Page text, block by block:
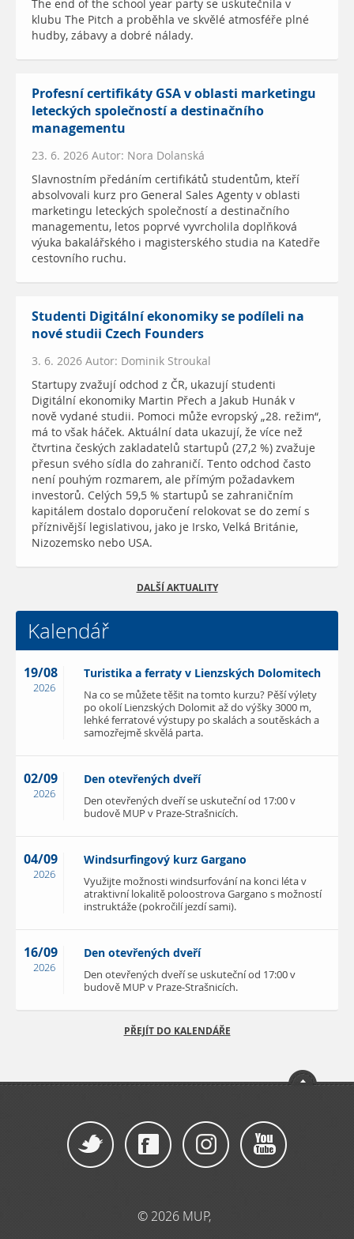
The end of the school year party se uskutečnila v
klubu The Pitch a proběhla ve skvělé atmosféře plné
hudby, zábavy a dobré nálady.
Profesní certifikáty GSA v oblasti marketingu
leteckých společností a destinačního
managementu
23. 6. 2026 Autor: Nora Dolanská
Slavnostním předáním certifikátů studentům, kteří
absolvovali kurz pro General Sales Agenty v oblasti
marketingu leteckých společností a destinačního
managementu, letos poprvé vyvrcholila doplňková
výuka bakalářského i magisterského studia na Katedře
cestovního ruchu.
Studenti Digitální ekonomiky se podíleli na
nové studii Czech Founders
3. 6. 2026 Autor: Dominik Stroukal
Startupy zvažují odchod z ČR, ukazují studenti
Digitální ekonomiky Martin Přech a Jakub Hunák v
nově vydané studii. Pomoci může evropský „28. režim“,
má to však háček. Aktuální data ukazují, že více než
čtvrtina českých zakladatelů startupů (27,2 %) zvažuje
přesun svého sídla do zahraničí. Tento odchod často
není pouhým rozmarem, ale přímým požadavkem
investorů. Celých 59,5 % startupů se zahraničním
kapitálem dostalo doporučení relokovat se do zemí s
příznivější legislativou, jako je Irsko, Velká Británie,
Nizozemsko nebo USA.
DALŠÍ AKTUALITY
Kalendář
19/08
2026
Turistika a ferraty v Lienzských Dolomitech
Na co se můžete těšit na tomto kurzu? Pěší výlety
po okolí Lienzských Dolomit až do výšky 3000 m,
lehké ferratové výstupy po skalách a soutěskách a
samozřejmě skvělá parta.
02/09
2026
Den otevřených dveří
Den otevřených dveří se uskuteční od 17:00 v
budově MUP v Praze-Strašnicích.
04/09
2026
Windsurfingový kurz Gargano
Využijte možnosti windsurfování na konci léta v
atraktivní lokalitě poloostrova Gargano s možností
instruktáže (pokročilí jezdí sami).
16/09
2026
Den otevřených dveří
Den otevřených dveří se uskuteční od 17:00 v
budově MUP v Praze-Strašnicích.
PŘEJÍT DO KALENDÁŘE
© 2026 MUP,